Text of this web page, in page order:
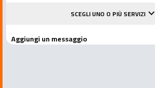
SCEGLI UNO O PIÙ SERVIZIkeyboard_arrow_down
Aggiungi un messaggio